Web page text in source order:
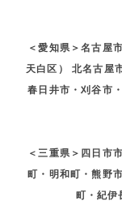
＜愛知県＞名古屋
天白区） 北名古屋
春日井市・刈谷市
＜三重県＞四日市
町・明和町・熊野
町・紀伊